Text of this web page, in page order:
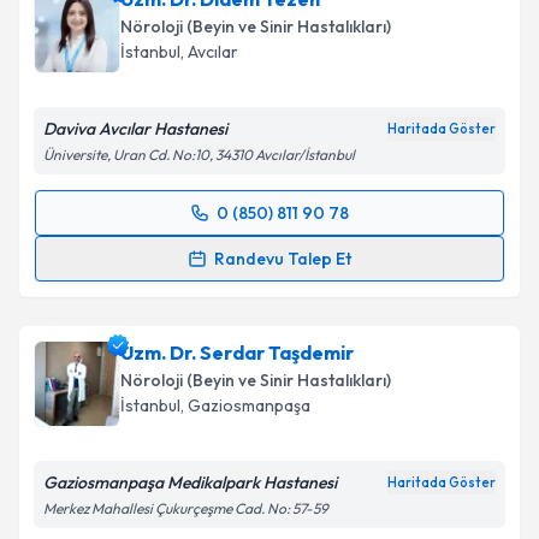
bilgilendireceğiz.
E-posta Adresiniz
Kişisel verilerimin işlenmesine ilişkinAydınlatma
'ni okudum ve kişisel verilerimin belirtilen
kapsamda işlenmesini kabul ediyorum.
Nöroloji (Beyin ve Sinir Hastalıkları)
İstanbul, Avcılar
Daviva Avcılar Hastanesi Haritada Göster
Üniversite, Uran Cd. No:10, 34310 Avcılar/İstanbul
0 (850) 811 90 78
Randevu Talep Et
Randevu Takvimi Talebi
takvim hazırlandığında e-posta ile bilgilendireceğiz.
E-posta Adresiniz
Kişisel verilerimin işlenmesine ilişkin
Uzm. Dr. Serdar Taşdemir
Nöroloji (Beyin ve Sinir Hastalıkları)
İstanbul, Gaziosmanpaşa
Gaziosmanpaşa Medikalpark Hastanesi Haritada Göster
Merkez Mahallesi Çukurçeşme Cad. No: 57-59